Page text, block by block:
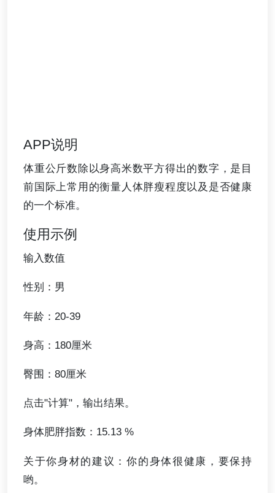
APP说明
体重公斤数除以身高米数平方得出的数字，是目
前国际上常用的衡量人体胖瘦程度以及是否健康
的一个标准。
使用示例
输入数值
性别：男
年龄：20-39
身高：180厘米
臀围：80厘米
点击"计算"，输出结果。
身体肥胖指数：15.13 %
关于你身材的建议：你的身体很健康，要保持
哟。